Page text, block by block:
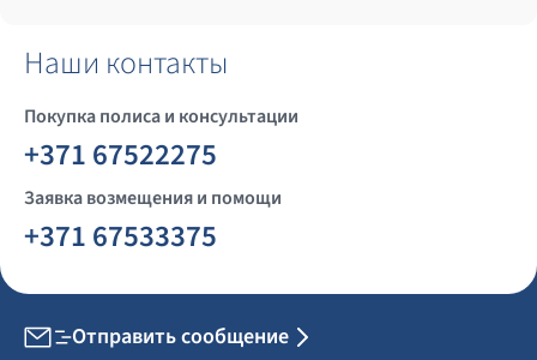
Наши контакты
Покупка полиса и консультации
+371 67522275
Заявка возмещения и помощи
+371 67533375
Отправить сообщение